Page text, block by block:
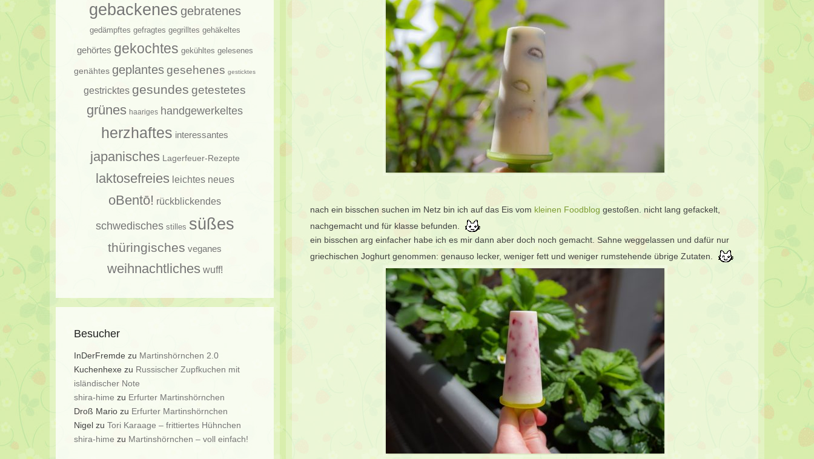
nach ein bisschen suchen im Netz bin ich auf das Eis vom kleinen Foodblog gestoßen. nicht lang gefackelt,
nachgemacht und für klasse befunden.
ein bisschen arg einfacher habe ich es mir dann aber doch noch gemacht. Sahne weggelassen und dafür nur
griechischen Joghurt genommen: genauso lecker, weniger fett und weniger rumstehende übrige Zutaten.
gebackenes gebratenes
gedämpftes gefragtes gegrilltes gehäkeltes
gehörtes gekochtes gekühltes gelesenes
genähtes geplantesgesehenes gesticktes
gestricktes gesundes getestetes
grünes haariges handgewerkeltes
herzhaftes interessantes
japanisches Lagerfeuer-Rezepte
laktosefreies leichtes neues
oBentō! rückblickendes
schwedisches stilles süßes
thüringisches veganes
weihnachtliches wuff!
Besucher
InDerFremde zu Martinshörnchen 2.0
Kuchenhexe zu Russischer Zupfkuchen mit
isländischer Note
shira-hime zu Erfurter Martinshörnchen
Droß Mario zu Erfurter Martinshörnchen
Nigel zu Tori Karaage – frittiertes Hühnchen
shira-hime zu Martinshörnchen – voll einfach!